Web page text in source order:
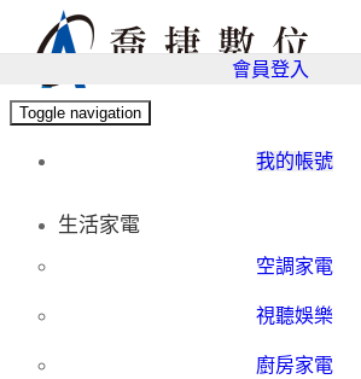
Toggle navigation
我的帳號
會員登入
生活家電
空調家電
視聽娛樂
廚房家電